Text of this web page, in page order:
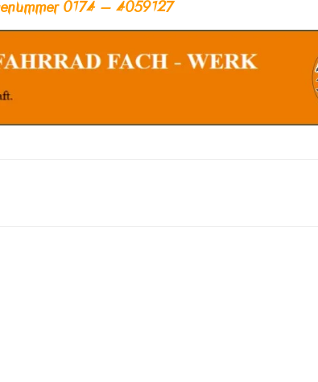
0174 – 4059127